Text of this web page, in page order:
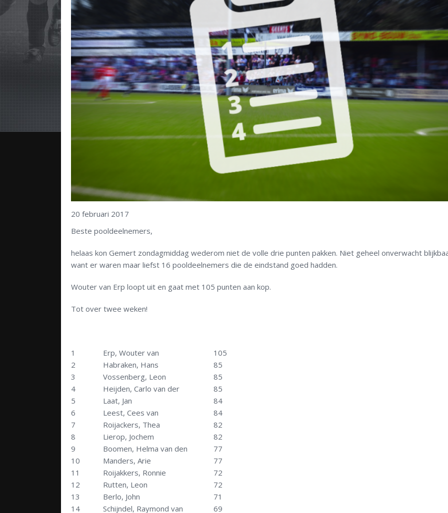
20 februari 2017
Beste pooldeelnemers,
helaas kon Gemert zondagmiddag wederom niet de volle drie punten pakken. Niet geheel onverwacht
want er waren maar liefst 16 pooldeelnemers die de eindstand goed hadden.
Wouter van Erp loopt uit en gaat met 105 punten aan kop.
Tot over twee weken!
1 Erp, Wouter van
105
2
Habraken, Hans
85
3
Vossenberg, Leon
85
4
Heijden, Carlo van der
85
5
Laat, Jan
84
6
Leest, Cees van
84
7
Roijackers, Thea
82
8
Lierop, Jochem
82
9
Boomen, Helma van den
77
10
Manders, Arie
77
11
Roijakkers, Ronnie
72
12
Rutten, Leon
72
13
Berlo, John
71
14
Schijndel, Raymond van
69